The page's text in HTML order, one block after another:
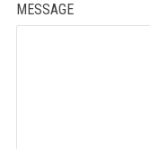
MESSAGE